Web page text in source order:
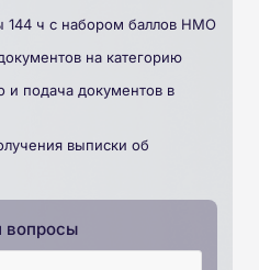
144 ч с набором баллов НМО
на категорию
и подача документов в
выписки об
вопросы